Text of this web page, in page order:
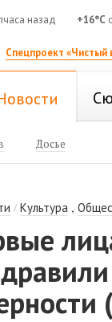
назад +16°C
Спецпроект «Чистый
Досье
/Культура ,